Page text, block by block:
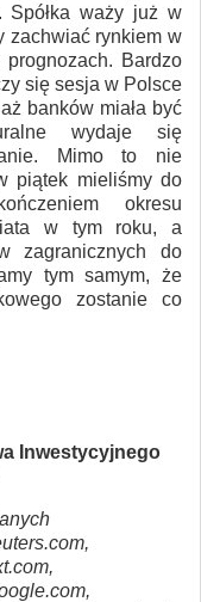
Spółka waży już w
zachwiać rynkiem w
Bardzo
się sesja w Polsce
banków miała być
wydaje się
Mimo to nie
piątek mieliśmy do
okresu
w tym roku, a
zagranicznych do
tym samym, że
zostanie co
Inwestycyjnego